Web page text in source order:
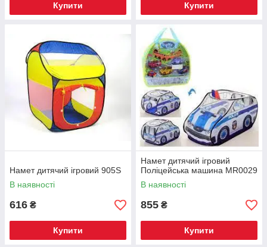
Купити Купити
Намет дитячий ігровий 905S
В наявності
616 ₴
Купити
Намет дитячий ігровий
Поліцейська машина MR0029
В наявності
855 ₴
Купити